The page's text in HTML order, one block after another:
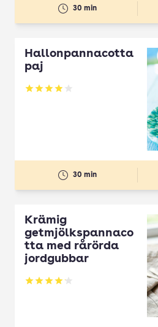
30 min
Hallonpannacotta
paj
Betyg: 3.94 av 5
30 min
Krämig
getmjölkspannaco
tta med rårörda
jordgubbar
Betyg: 4.13 av 5